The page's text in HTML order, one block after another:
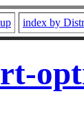
index by